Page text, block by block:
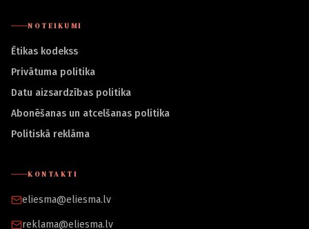
NOTEIKUMI
Ētikas kodekss
Privātuma politika
Datu aizsardzības politika
Abonēšanas un atcelšanas politika
Politiskā reklāma
KONTAKTI
eliesma@eliesma.lv
reklama@eliesma.lv